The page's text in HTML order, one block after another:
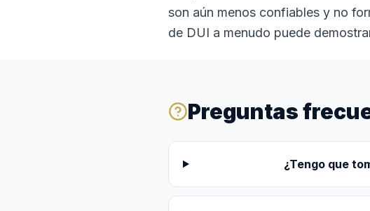
son aún menos confiables y no
de DUI a menudo puede
Preguntas
¿Tengo que